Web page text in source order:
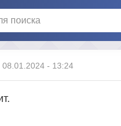
08.01.2024 - 13:24